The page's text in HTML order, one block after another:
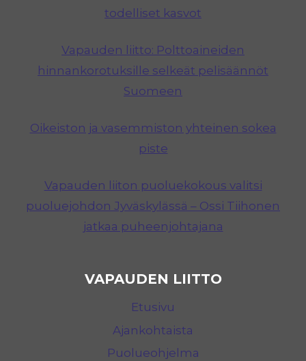
todelliset kasvot
Vapauden liitto: Polttoaineiden
hinnankorotuksille selkeät pelisäännöt
Suomeen
Oikeiston ja vasemmiston yhteinen sokea
piste
Vapauden liiton puoluekokous valitsi
puoluejohdon Jyväskylässä – Ossi Tiihonen
jatkaa puheenjohtajana
VAPAUDEN LIITTO
Etusivu
Ajankohtaista
Puolueohjelma